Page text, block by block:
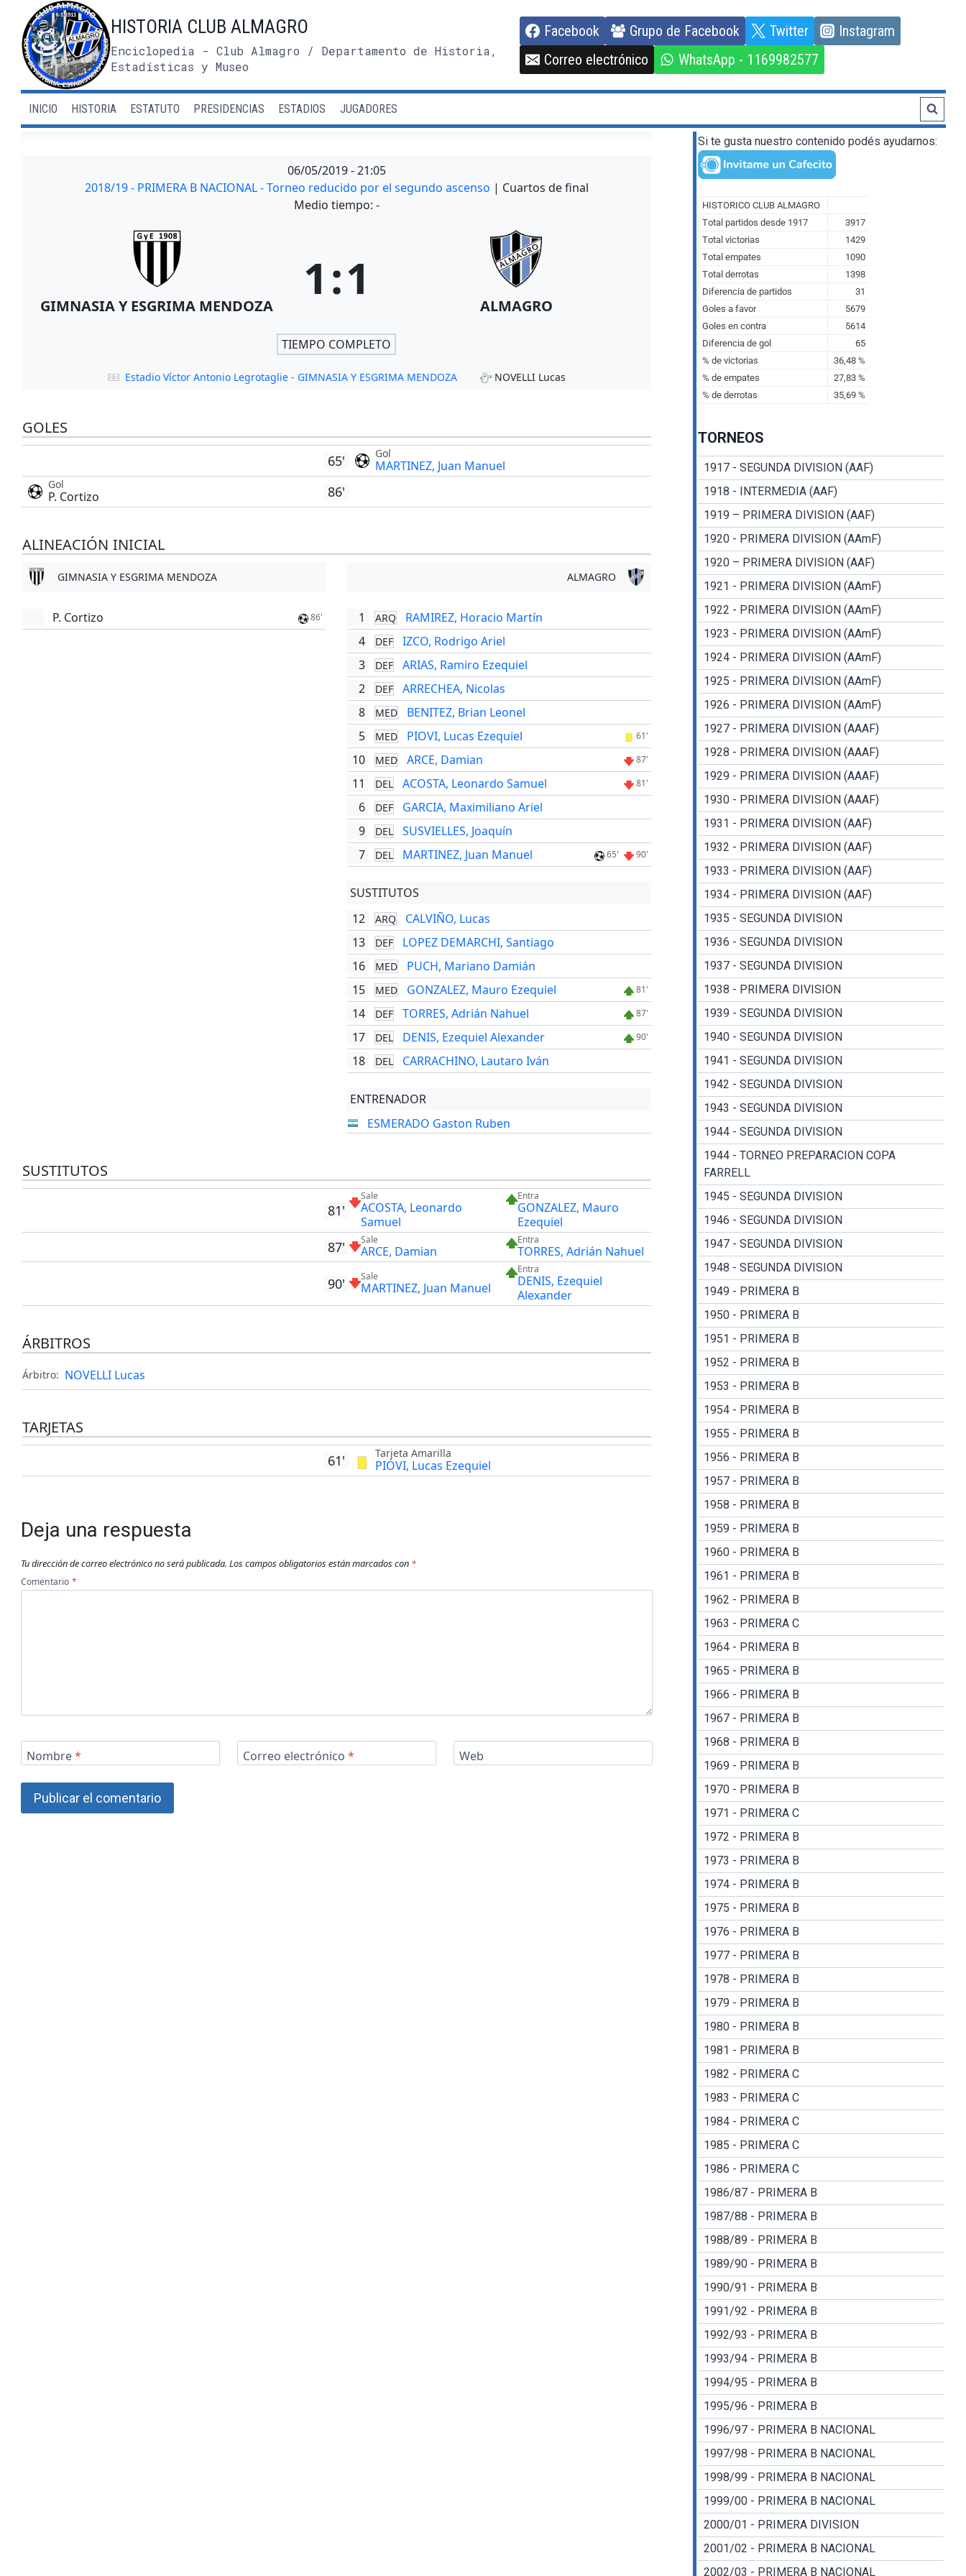
contenido
HISTORIA CLUB ALMAGRO
Enciclopedia - Club Almagro / Departamento de Historia,
Estadísticas y Museo
Facebook Grupo de Facebook Twitter
Instagram
Correo electrónico
WhatsApp - 1169982577
INICIO HISTORIA ESTATUTO PRESIDENCIAS ESTADIOS JUGADORES
06/05/2019-21:05
2018/19 - PRIMERA B NACIONAL - Torneo reducido por el segundo ascenso | Cuartos de final
Medio tiempo: -
GIMNASIA Y ESGRIMA MENDOZA 1:1 ALMAGRO
TIEMPO COMPLETO
Estadio Víctor Antonio Legrotaglie - GIMNASIA Y ESGRIMA MENDOZA NOVELLI Lucas
GOLES
65' Gol
MARTINEZ, Juan Manuel
Gol
P. Cortizo 86'
ALINEACIÓN INICIAL
GIMNASIA Y ESGRIMA MENDOZA
P. Cortizo 86'
ALMAGRO
1 ARQ
RAMIREZ, Horacio Martín
4
DEF
IZCO, Rodrigo Ariel
3
DEF
ARIAS, Ramiro Ezequiel
2
DEF
ARRECHEA, Nicolas
8
MED
BENITEZ, Brian Leonel
5
MED PIOVI, Lucas Ezequiel 61'
10 MED ARCE, Damian 87'
11 DEL ACOSTA, Leonardo Samuel 81'
6 DEF
GARCIA, Maximiliano Ariel
9
DEL
SUSVIELLES, Joaquín
7
DEL MARTINEZ, Juan Manuel 65' 90'
SUSTITUTOS
12
ARQ
CALVIÑO, Lucas
13
DEF
LOPEZ DEMARCHI, Santiago
16
MED
PUCH, Mariano Damián
15
MED GONZALEZ, Mauro Ezequiel 81'
14 DEF TORRES, Adrián Nahuel 87'
17 DEL DENIS, Ezequiel Alexander 90'
18 DEL CARRACHINO, Lautaro Iván
ENTRENADOR
ESMERADO Gaston Ruben
SUSTITUTOS
81'
Sale
ACOSTA, Leonardo
Samuel
Entra
GONZALEZ, Mauro
Ezequiel
87' Sale
ARCE, Damian
Entra
TORRES, Adrián Nahuel
90' Sale
MARTINEZ, Juan Manuel
Entra
DENIS, Ezequiel
Alexander
ÁRBITROS
Árbitro: NOVELLI Lucas
TARJETAS
61' Tarjeta Amarilla
PIOVI, Lucas Ezequiel
Deja una respuesta
Tu dirección de correo electrónico no será publicada. Los campos obligatorios están marcados con *
Comentario *
Nombre* Correo electrónico * Web
Si te gusta nuestro contenido podés ayudarnos:
TORNEOS
1917 - SEGUNDA DIVISION (AAF)
1918 - INTERMEDIA (AAF)
1919 – PRIMERA DIVISION (AAF)
1920 - PRIMERA DIVISION (AAmF)
1920 – PRIMERA DIVISION (AAF)
1921 - PRIMERA DIVISION (AAmF)
1922 - PRIMERA DIVISION (AAmF)
1923 - PRIMERA DIVISION (AAmF)
1924 - PRIMERA DIVISION (AAmF)
1925 - PRIMERA DIVISION (AAmF)
1926 - PRIMERA DIVISION (AAmF)
1927 - PRIMERA DIVISION (AAAF)
1928 - PRIMERA DIVISION (AAAF)
1929 - PRIMERA DIVISION (AAAF)
1930 - PRIMERA DIVISION (AAAF)
1931 - PRIMERA DIVISION (AAF)
1932 - PRIMERA DIVISION (AAF)
1933 - PRIMERA DIVISION (AAF)
1934 - PRIMERA DIVISION (AAF)
1935 - SEGUNDA DIVISION
1936 - SEGUNDA DIVISION
1937 - SEGUNDA DIVISION
1938 - PRIMERA DIVISION
1939 - SEGUNDA DIVISION
1940 - SEGUNDA DIVISION
1941 - SEGUNDA DIVISION
1942 - SEGUNDA DIVISION
1943 - SEGUNDA DIVISION
1944 - SEGUNDA DIVISION
1944 - TORNEO PREPARACION COPA
FARRELL
1945 - SEGUNDA DIVISION
1946 - SEGUNDA DIVISION
1947 - SEGUNDA DIVISION
1948 - SEGUNDA DIVISION
1949 - PRIMERA B
1950 - PRIMERA B
1951 - PRIMERA B
1952 - PRIMERA B
1953 - PRIMERA B
1954 - PRIMERA B
1955 - PRIMERA B
1956 - PRIMERA B
1957 - PRIMERA B
1958 - PRIMERA B
1959 - PRIMERA B
1960 - PRIMERA B
1961 - PRIMERA B
1962 - PRIMERA B
1963 - PRIMERA C
1964 - PRIMERA B
1965 - PRIMERA B
1966 - PRIMERA B
1967 - PRIMERA B
1968 - PRIMERA B
1969 - PRIMERA B
1970 - PRIMERA B
1971 - PRIMERA C
1972 - PRIMERA B
1973 - PRIMERA B
1974 - PRIMERA B
1975 - PRIMERA B
1976 - PRIMERA B
1977 - PRIMERA B
1978 - PRIMERA B
1979 - PRIMERA B
1980 - PRIMERA B
1981 - PRIMERA B
1982 - PRIMERA C
1983 - PRIMERA C
1984 - PRIMERA C
1985 - PRIMERA C
1986 - PRIMERA C
1986/87 - PRIMERA B
1987/88 - PRIMERA B
1988/89 - PRIMERA B
1989/90 - PRIMERA B
1990/91 - PRIMERA B
1991/92 - PRIMERA B
1992/93 - PRIMERA B
1993/94 - PRIMERA B
1994/95 - PRIMERA B
1995/96 - PRIMERA B
1996/97 - PRIMERA B NACIONAL
1997/98 - PRIMERA B NACIONAL
1998/99 - PRIMERA B NACIONAL
1999/00 - PRIMERA B NACIONAL
2000/01 - PRIMERA DIVISION
2001/02 - PRIMERA B NACIONAL
2002/03 - PRIMERA B NACIONAL